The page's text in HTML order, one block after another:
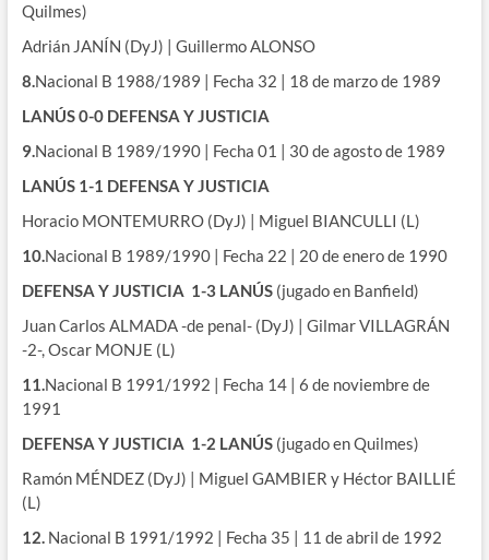
Quilmes)
Adrián JANÍN (DyJ) | Guillermo ALONSO
8.Nacional B 1988/1989 | Fecha 32 | 18 de marzo de 1989
LANÚS 0-0 DEFENSA Y JUSTICIA
9.Nacional B 1989/1990 | Fecha 01 | 30 de agosto de 1989
LANÚS 1-1 DEFENSA Y JUSTICIA
Horacio MONTEMURRO (DyJ) | Miguel BIANCULLI (L)
10.Nacional B 1989/1990 | Fecha 22 | 20 de enero de 1990
DEFENSA Y JUSTICIA 1-3 LANÚS (jugado en Banfield)
Juan Carlos ALMADA -de penal- (DyJ) | Gilmar VILLAGRÁN
-2-, Oscar MONJE (L)
11.Nacional B 1991/1992 | Fecha 14 | 6 de noviembre de
1991
DEFENSA Y JUSTICIA 1-2 LANÚS (jugado en Quilmes)
Ramón MÉNDEZ (DyJ) | Miguel GAMBIER y Héctor BAILLIÉ
(L)
12. Nacional B 1991/1992 | Fecha 35 | 11 de abril de 1992